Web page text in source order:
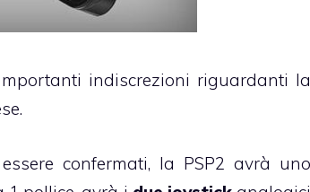
indiscrezioni riguardanti la
confermati, la PSP2 avrà uno